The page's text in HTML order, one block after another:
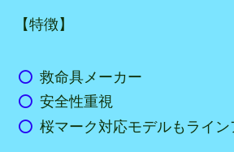
【特徴】
救命具メーカー
安全性重視
桜マーク対応モデルもライン